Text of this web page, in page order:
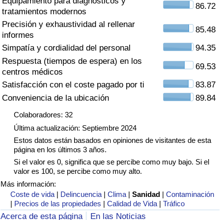
tratamientos modernos
86.72
Precisión y exhaustividad al rellenar
informes
85.48
Simpatía y cordialidad del personal
94.35
Respuesta (tiempos de espera) en los
centros médicos
69.53
Satisfacción con el coste pagado por ti
83.87
Conveniencia de la ubicación
89.84
Colaboradores: 32
Última actualización: Septiembre 2024
Estos datos están basados en opiniones de visitantes de esta
página en los últimos 3 años.
Si el valor es 0, significa que se percibe como muy bajo. Si el
valor es 100, se percibe como muy alto.
Más información:
Coste de vida | Delincuencia |Clima |Sanidad |Contaminación
| Precios de las propiedades |Calidad de Vida |Tráfico
Acerca de esta página En las Noticias
Índice de criminalidad por país
Sanidad
Índice de Sanidad (Actual)
Índice de Sanidad
Contaminación
Índice de Contaminación (Actual)
Índice de contaminación
Índice de Contaminación por País